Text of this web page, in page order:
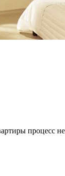
процесс